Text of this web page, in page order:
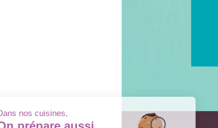
Dans nos cuisines,